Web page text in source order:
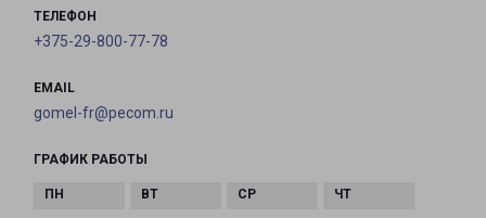
ТЕЛЕФОН
+375-29-800-77-78
EMAIL
gomel-fr@pecom.ru
ГРАФИК РАБОТЫ